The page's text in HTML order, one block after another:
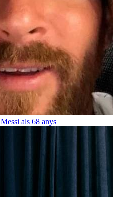
als 68 anys